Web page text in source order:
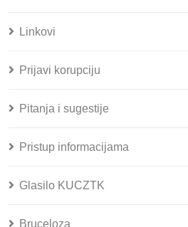
Linkovi
Prijavi korupciju
Pitanja i sugestije
Pristup informacijama
Glasilo KUCZTK
Bruceloza